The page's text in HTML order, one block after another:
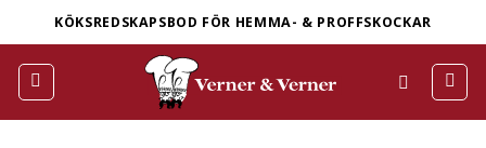
to
content
KÖKSREDSKAPSBOD FÖR HEMMA- & PROFFSKOCKAR